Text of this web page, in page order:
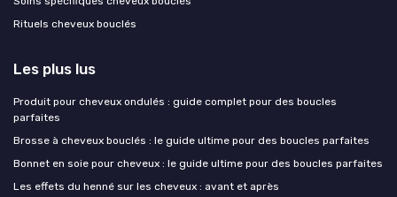
Rituels cheveux bouclés
Les plus lus
Produit pour cheveux ondulés : guide complet pour des boucles
parfaites
Brosse à cheveux bouclés : le guide ultime pour des boucles parfaites
Bonnet en soie pour cheveux : le guide ultime pour des boucles parfaites
Les effets du henné sur les cheveux : avant et après